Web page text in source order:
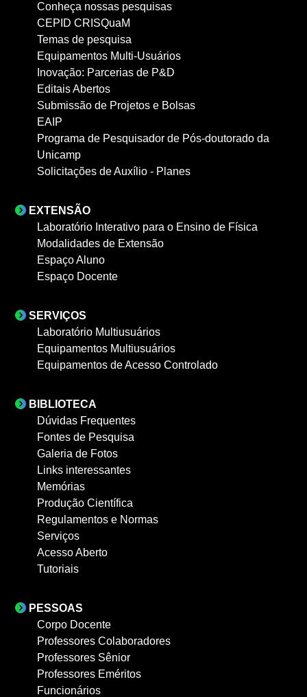
Conheça nossas pesquisas
CEPID CRISQuaM
Temas de pesquisa
Equipamentos Multi-Usuários
Inovação: Parcerias de P&D
Editais Abertos
Submissão de Projetos e Bolsas
EAIP
Programa de Pesquisador de Pós-doutorado da
Unicamp
Solicitações de Auxílio - Planes
EXTENSÃO
Laboratório Interativo para o Ensino de Física
Modalidades de Extensão
Espaço Aluno
Espaço Docente
SERVIÇOS
Laboratório Multiusuários
Equipamentos Multiusuários
Equipamentos de Acesso Controlado
BIBLIOTECA
Dúvidas Frequentes
Fontes de Pesquisa
Galeria de Fotos
Links interessantes
Memórias
Produção Científica
Regulamentos e Normas
Serviços
Acesso Aberto
Tutoriais
PESSOAS
Corpo Docente
Professores Colaboradores
Professores Sênior
Professores Eméritos
Funcionários